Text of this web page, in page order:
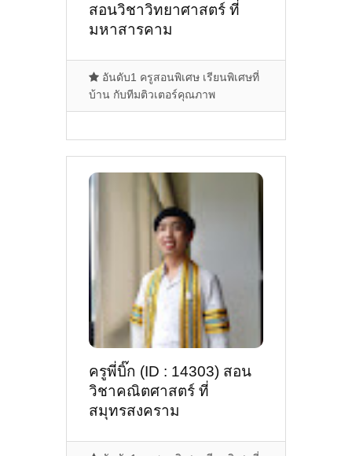
สอนวิชาวิทยาศาสตร์ ที่
มหาสารคาม
อันดับ1 ครูสอนพิเศษ เรียนพิเศษที่
บ้าน กับทีมติวเตอร์คุณภาพ
ครูพี่บิ๊ก (ID : 14303) สอน
วิชาคณิตศาสตร์ ที่
สมุทรสงคราม